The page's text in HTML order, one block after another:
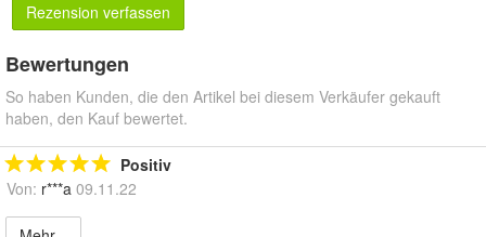
Rezension verfassen
Bewertungen
So haben Kunden, die den Artikel bei diesem Verkäufer gekauft
haben, den Kauf bewertet.
Positiv
Von: r***a 09.11.22